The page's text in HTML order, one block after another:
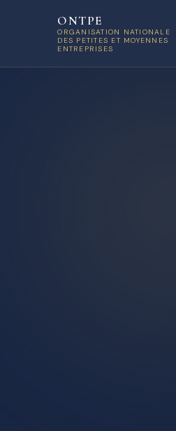
ONTPE
ORGANISATION NATIONALE
DES PETITES ET MOYENNES
ENTREPRISES